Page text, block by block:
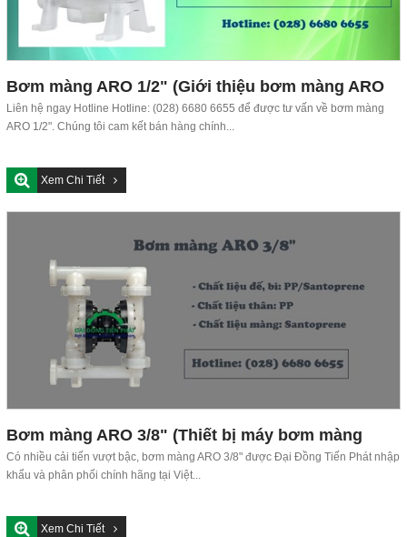
Bơm màng ARO 1/2" (Giới thiệu bơm màng ARO
1/2 inch chính hãng)
Liên hệ ngay Hotline Hotline: (028) 6680 6655 để được tư vấn về bơm màng
ARO 1/2". Chúng tôi cam kết bán hàng chính...
Xem Chi Tiết
Bơm màng ARO 3/8" (Thiết bị máy bơm màng
ARO 3/8 inch)
Có nhiều cải tiến vượt bậc, bơm màng ARO 3/8" được Đại Đồng Tiến Phát nhập
khẩu và phân phối chính hãng tại Việt...
Xem Chi Tiết